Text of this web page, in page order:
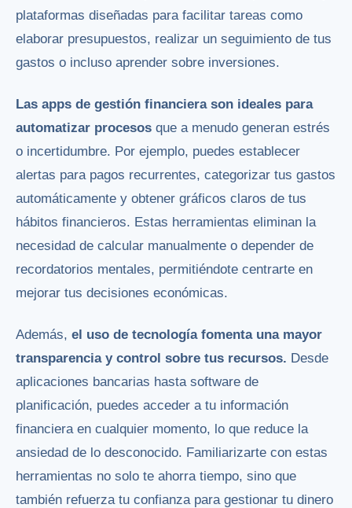
plataformas diseñadas para facilitar tareas como
elaborar presupuestos, realizar un seguimiento de tus
gastos o incluso aprender sobre inversiones.
Las apps de gestión financiera son ideales para
automatizar procesos que a menudo generan estrés
o incertidumbre. Por ejemplo, puedes establecer
alertas para pagos recurrentes, categorizar tus gastos
automáticamente y obtener gráficos claros de tus
hábitos financieros. Estas herramientas eliminan la
necesidad de calcular manualmente o depender de
recordatorios mentales, permitiéndote centrarte en
mejorar tus decisiones económicas.
Además, el uso de tecnología fomenta una mayor
transparencia y control sobre tus recursos. Desde
aplicaciones bancarias hasta software de
planificación, puedes acceder a tu información
financiera en cualquier momento, lo que reduce la
ansiedad de lo desconocido. Familiarizarte con estas
herramientas no solo te ahorra tiempo, sino que
también refuerza tu confianza para gestionar tu dinero